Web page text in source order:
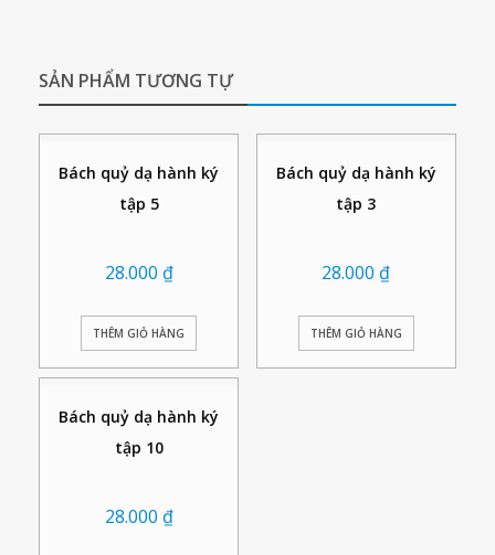
SẢN PHẨM TƯƠNG TỰ
Bách quỷ dạ hành ký
tập 5
28.000 ₫
THÊM GIỎ HÀNG
Bách quỷ dạ hành ký
tập 3
28.000 ₫
THÊM GIỎ HÀNG
Bách quỷ dạ hành ký
tập 10
28.000 ₫